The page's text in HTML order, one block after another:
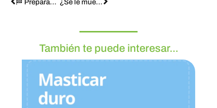
🏁 Preparados, listos, ¡ya! 🏁 ¿Se le mueve un diente? 🐭 Corre a prepararlo todo para la visita del Ratón Pérez.🐭
También te puede interesar...